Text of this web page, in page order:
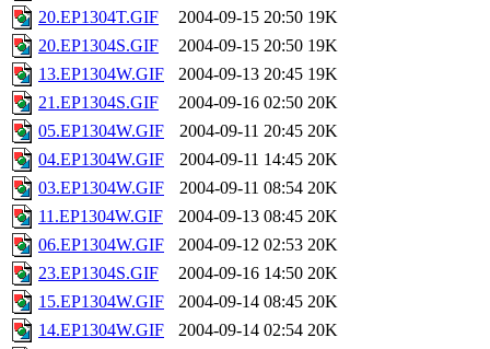
20.EP1304T.GIF
2004-09-15 20:50 19K
20.EP1304S.GIF
2004-09-15 20:50 19K
13.EP1304W.GIF
2004-09-13 20:45 19K
21.EP1304S.GIF
2004-09-16 02:50 20K
05.EP1304W.GIF
2004-09-11 20:45 20K
04.EP1304W.GIF
2004-09-11 14:45 20K
03.EP1304W.GIF
2004-09-11 08:54 20K
11.EP1304W.GIF
2004-09-13 08:45 20K
06.EP1304W.GIF
2004-09-12 02:53 20K
23.EP1304S.GIF
2004-09-16 14:50 20K
15.EP1304W.GIF
2004-09-14 08:45 20K
14.EP1304W.GIF
2004-09-14 02:54 20K